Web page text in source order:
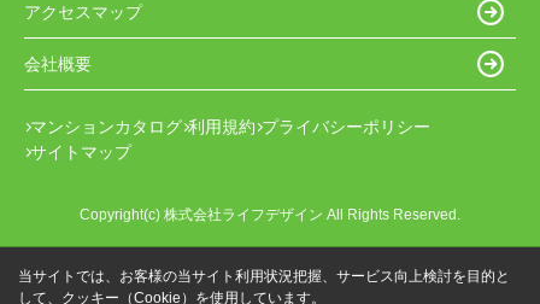
アクセスマップ
会社概要
マンションカタログ 利用規約 プライバシーポリシー
サイトマップ
Copyright(c) 株式会社ライフデザイン All Rights Reserved.
当サイトでは、お客様の当サイト利用状況把握、サービス向上検討を目的と
して、クッキー（Cookie）を使用しています。